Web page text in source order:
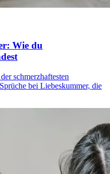
Wie du
schmerzhaftesten
bei Liebeskummer, die